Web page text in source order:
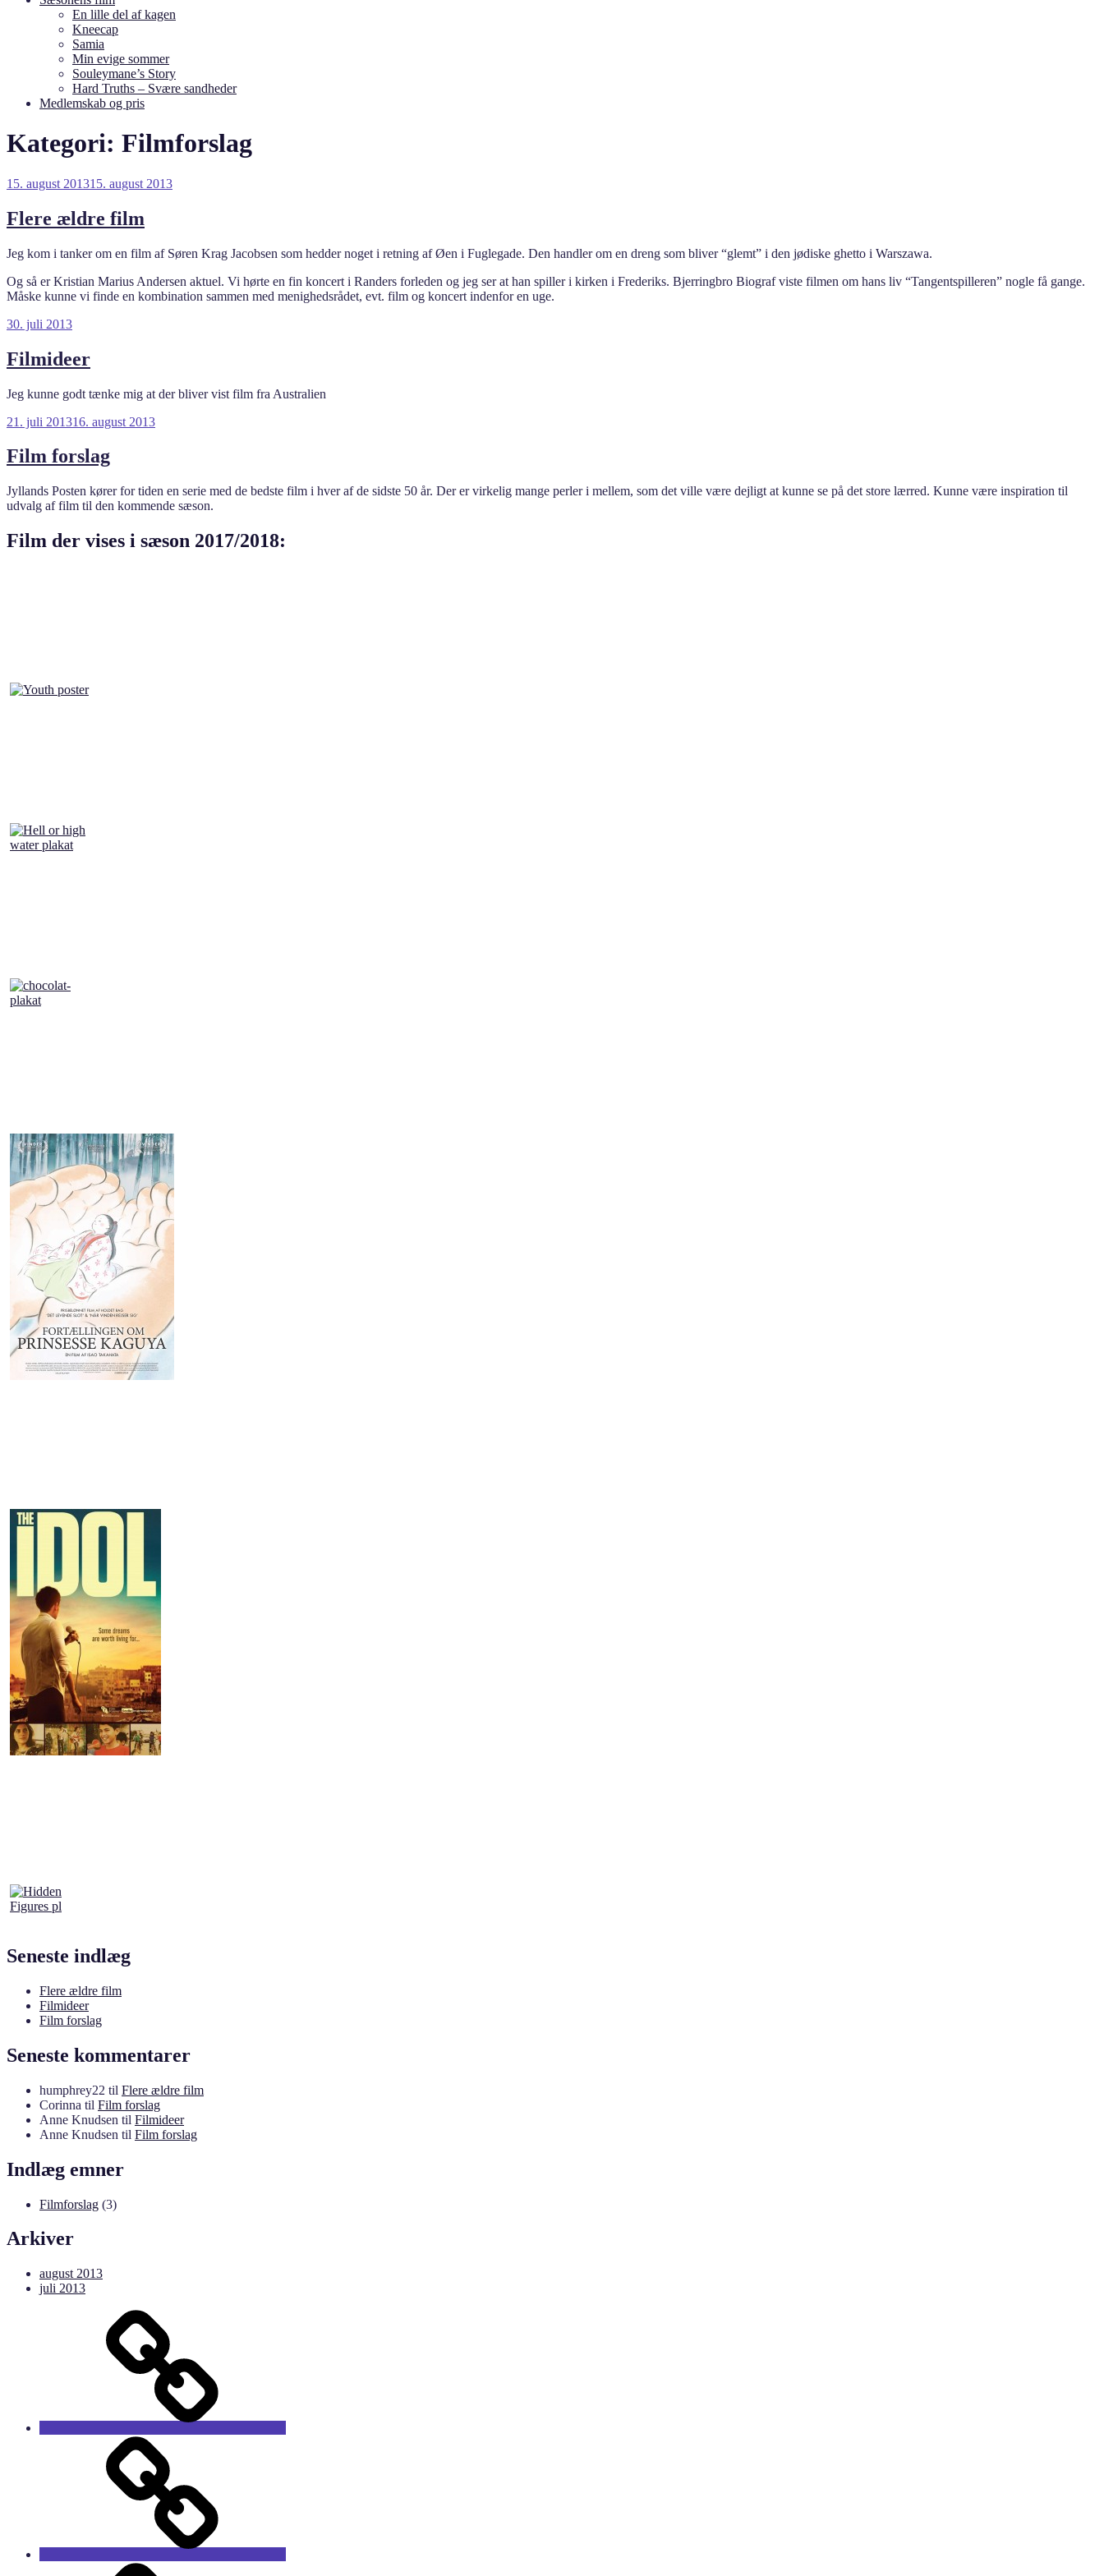
En lille del af kagen
Kneecap
Samia
Min evige sommer
Souleymane’s Story
Hard Truths – Svære sandheder
Medlemskab og pris
Kategori: Filmforslag
Udgivet
15. august 201315. august 2013
Flere ældre film
Jeg kom i tanker om en film af Søren Krag Jacobsen som hedder noget i retning af Øen i Fuglegade. Den handler om en dreng som bliver “glemt” i den jødiske ghetto i Warszawa.
Og så er Kristian Marius Andersen aktuel. Vi hørte en fin koncert i Randers forleden og jeg ser at han spiller i kirken i Frederiks. Bjerringbro Biograf viste filmen om hans liv “Tangentspilleren” nogle få gange.
Måske kunne vi finde en kombination sammen med menighedsrådet, evt. film og koncert indenfor en uge.
Udgivet
30. juli 2013
Filmideer
Jeg kunne godt tænke mig at der bliver vist film fra Australien
Udgivet
21. juli 201316. august 2013
Film forslag
Jyllands Posten kører for tiden en serie med de bedste film i hver af de sidste 50 år. Der er virkelig mange perler i mellem, som det ville være dejligt at kunne se på det store lærred. Kunne være inspiration til
udvalg af film til den kommende sæson.
Film der vises i sæson 2017/2018:
Seneste indlæg
Flere ældre film
Filmideer
Film forslag
Seneste kommentarer
humphrey22 til Flere ældre film
Corinna til Film forslag
Anne Knudsen til Filmideer
Anne Knudsen til Film forslag
Indlæg emner
Filmforslag (3)
Arkiver
august 2013
juli 2013